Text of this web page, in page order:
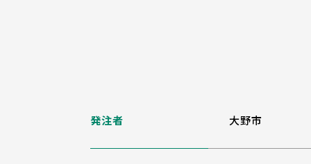
発注者 大野市